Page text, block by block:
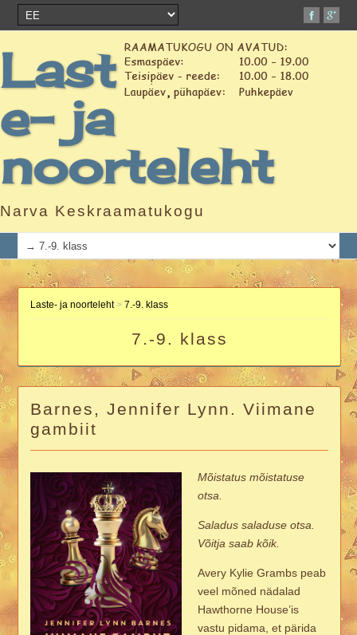
Last
e- ja
noorteleht
Narva Keskraamatukogu
Laste- ja noorteleht>7.-9. klass
7.-9. klass
Barnes, Jennifer Lynn. Viimane
gambiit
Mõistatus mõistatuse
otsa.
Saladus saladuse otsa.
Võitja saab kõik.
Avery Kylie Grambs peab
veel mõned nädalad
Hawthorne House’is
vastu pidama, et pärida